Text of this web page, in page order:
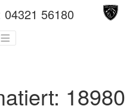
04321 56180
18980